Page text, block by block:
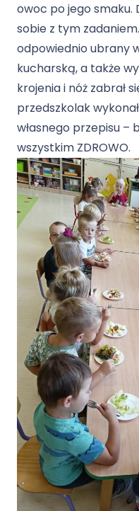
owoc po jego smaku.
sobie z tym
odpowiednio ubrany
kucharską, a także
krojenia i nóż zabrał
przedszkolak
własnego przepisu –
wszystkim ZDROWO.